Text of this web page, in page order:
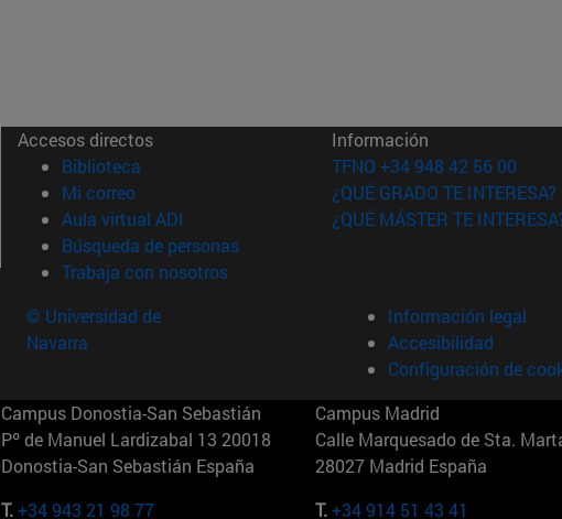
Accesos directos
Biblioteca (abre en nueva ventana)
Mi correo(abre en nueva ventana)
Aula virtual ADI (abre en nueva ventana)
Búsqueda de personas(abre en nueva ventana)
Trabaja con nosotros(abre en nueva ventana)
Información
TFNO +34 948 42 56 00
¿QUÉ GRADO TE INTERESA?
¿QUÉ MÁSTER TE
© Universidad de
Navarra
Información legal
Accesibilidad
Configuración de
Campus Donostia-San Sebastián
Pº de Manuel Lardizabal 13 20018
Donostia-San Sebastián España
T.+34 943 21 98 77
Campus Madrid
Calle Marquesado de Sta.
28027 Madrid España
T.+34 914 51 43 41